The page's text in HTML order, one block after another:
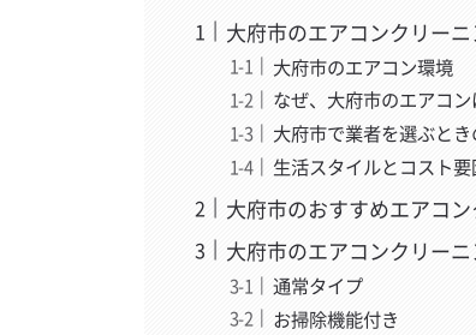
大府市のエアコンクリー
大府市のエアコン環境
なぜ、大府市のエアコン
大府市で業者を選ぶと
生活スタイルとコスト要
大府市のおすすめエアコ
大府市のエアコンクリー
通常タイプ
お掃除機能付き